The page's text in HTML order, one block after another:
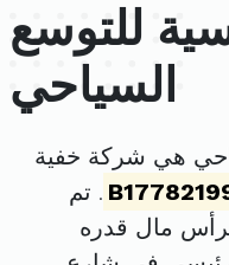
للتوسع
السياحي
هي شركة خفية
. تم